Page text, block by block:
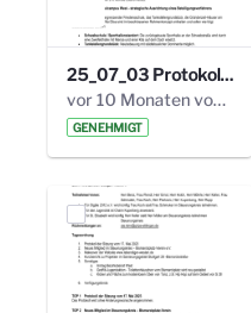
25_07_03 Protokoll Steuerungskreis.pdf
vor 10 Monaten von Alexander Orlowski
GENEHMIGT